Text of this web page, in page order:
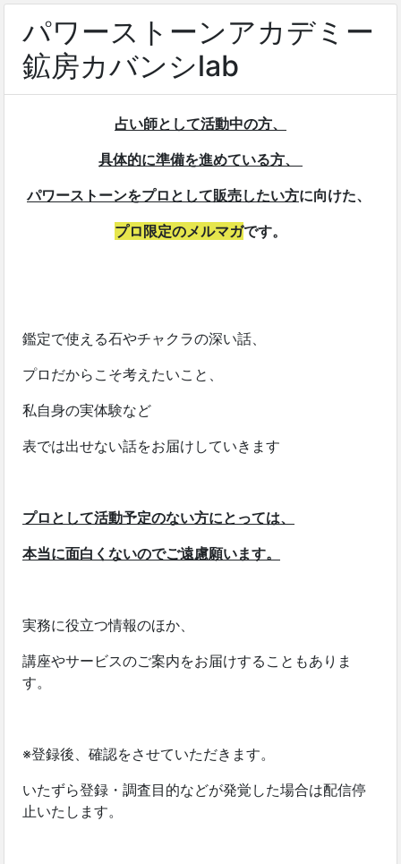
パワーストーンアカデミー
鉱房カバンシlab
占い師として活動中の方、
具体的に準備を進めている方、
パワーストーンをプロとして販売したい方に向けた、
プロ限定のメルマガです。
鑑定で使える石やチャクラの深い話、
プロだからこそ考えたいこと、
私自身の実体験など
表では出せない話をお届けしていきます
プロとして活動予定のない方にとっては、
本当に面白くないのでご遠慮願います。
実務に役立つ情報のほか、
講座やサービスのご案内をお届けすることもありま
す。
※登録後、確認をさせていただきます。
いたずら登録・調査目的などが発覚した場合は配信停
止いたします。